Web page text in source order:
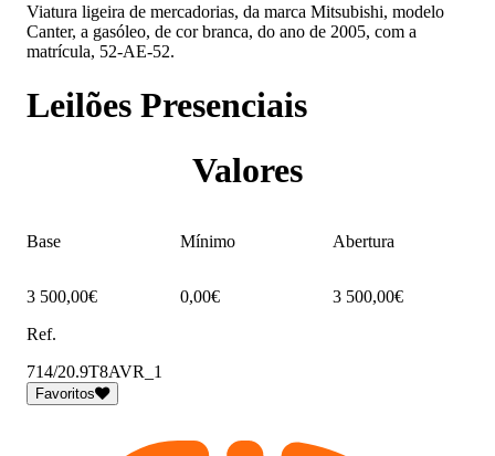
Viatura ligeira de mercadorias, da marca Mitsubishi, modelo
Canter, a gasóleo, de cor branca, do ano de 2005, com a
matrícula, 52-AE-52.
Leilões Presenciais
Valores
Base Mínimo Abertura
3 500,00€ 0,00€
3 500,00€
Ref.
714/20.9T8AVR_1
Favoritos